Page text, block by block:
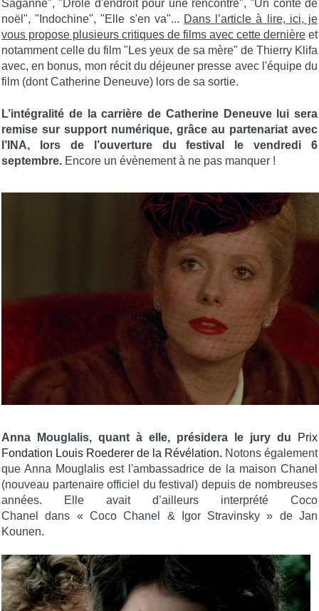
Saganne", "Drôle d'endroit pour une rencontre", "Un conte de
noël", "Indochine", "Elle s'en va"... Dans l’article à lire, ici, je
vous propose plusieurs critiques de films avec cette dernière et
notamment celle du film "Les yeux de sa mère" de Thierry Klifa
avec, en bonus, mon récit du déjeuner presse avec l'équipe du
film (dont Catherine Deneuve) lors de sa sortie.
L’intégralité de la carrière de Catherine Deneuve lui sera
remise sur support numérique, grâce au partenariat avec
l’INA, lors de l’ouverture du festival le vendredi 6
septembre. Encore un évènement à ne pas manquer !
Anna Mouglalis, quant à elle, présidera le jury du
Prix
Fondation Louis Roederer de la Révélation. Notons également
que Anna Mouglalis est l'ambassadrice de la maison Chanel
(nouveau partenaire officiel du festival) depuis de nombreuses
années. Elle avait d’ailleurs interprété Coco
Chanel dans « Coco Chanel & Igor Stravinsky » de Jan
Kounen.